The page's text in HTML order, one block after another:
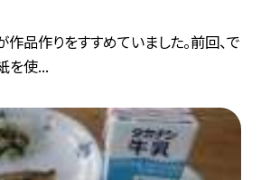
品作りをすすめていました。前回、で
を使...